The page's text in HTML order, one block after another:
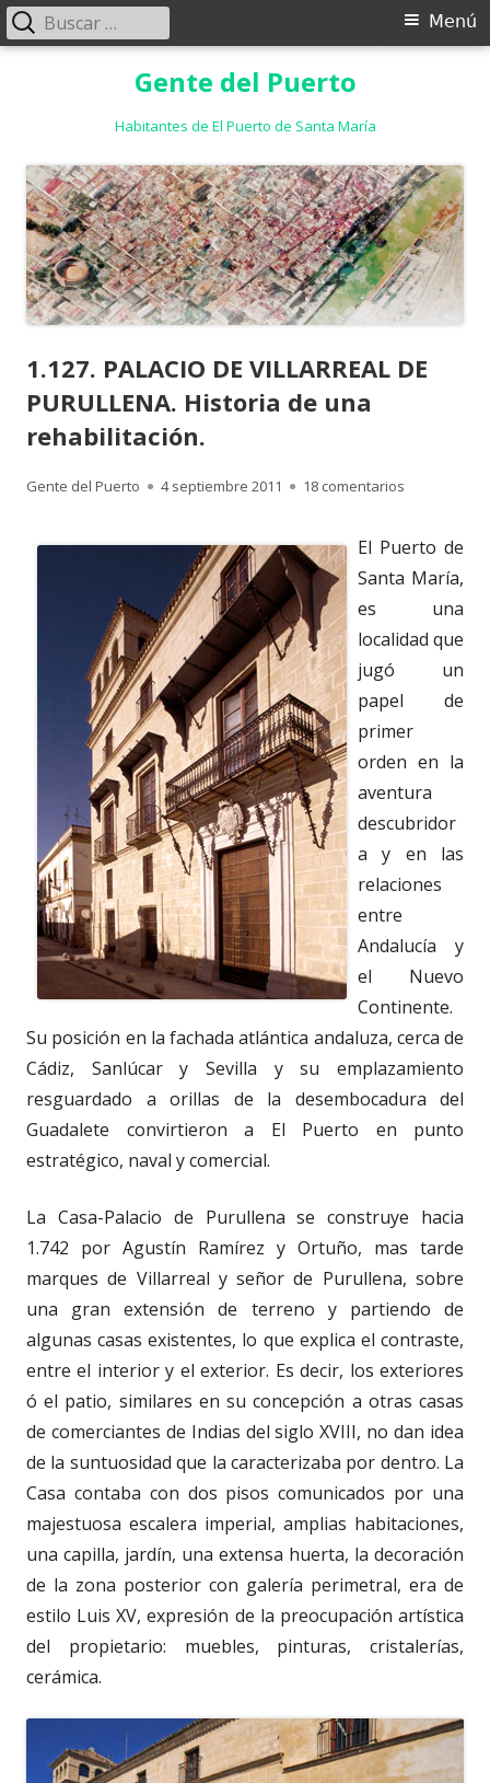
Gente del Puerto
Habitantes de El Puerto de Santa María
Menú
Menú
Buscar:
1.127. PALACIO DE VILLARREAL DE
PURULLENA. Historia de una
rehabilitación.
Autor
Gente del Puerto
Publicado
4 septiembre 2011 18 comentarios
El Puerto de
Santa María,
es una
localidad que
jugó un
papel de
primer
orden en la
aventura
descubridor
a y en las
relaciones
entre
Andalucía y
el Nuevo
Continente.
Su posición en la fachada atlántica andaluza, cerca de
Cádiz, Sanlúcar y Sevilla y su emplazamiento
resguardado a orillas de la desembocadura del
Guadalete convirtieron a El Puerto en punto
estratégico, naval y comercial.
La Casa-Palacio de Purullena se construye hacia
1.742 por Agustín Ramírez y Ortuño, mas tarde
marques de Villarreal y señor de Purullena, sobre
una gran extensión de terreno y partiendo de
algunas casas existentes, lo que explica el contraste,
entre el interior y el exterior. Es decir, los exteriores
ó el patio, similares en su concepción a otras casas
de comerciantes de Indias del siglo XVIII, no dan idea
de la suntuosidad que la caracterizaba por dentro. La
Casa contaba con dos pisos comunicados por una
majestuosa escalera imperial, amplias habitaciones,
una capilla, jardín, una extensa huerta, la decoración
de la zona posterior con galería perimetral, era de
estilo Luis XV, expresión de la preocupación artística
del propietario: muebles, pinturas, cristalerías,
cerámica.